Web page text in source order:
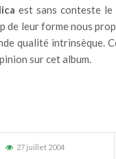
est sans conteste le
leur forme nous
qualité intrinsèque.
sur cet album.
27 juillet 2004